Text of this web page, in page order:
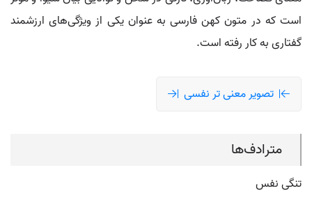
است که در متون کهن فارسی به عنوان یکی از ویژگی‌های ارزشمند
گفتاری به کار رفته است.
تصویر معنی تر نفسی
مترادف‌ها
تنگی نفس